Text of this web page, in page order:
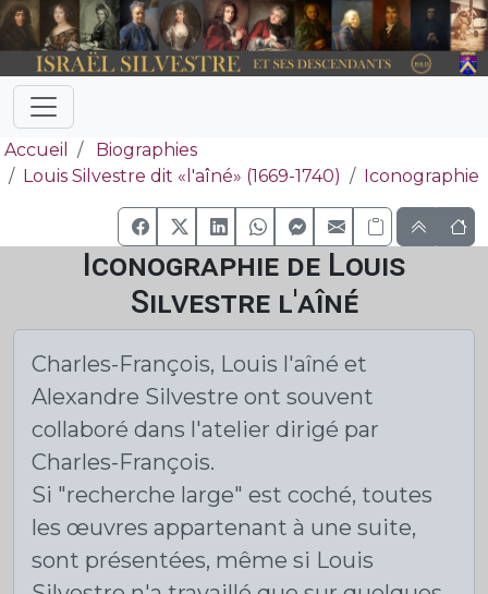
Accueil
Biographies
Louis Silvestre dit «l'aîné» (1669-1740)
Iconographie
Iconographie de Louis
Silvestre l'aîné
Charles-François, Louis l'aîné et
Alexandre Silvestre ont souvent
collaboré dans l'atelier dirigé par
Charles-François.
Si "recherche large" est coché, toutes
les œuvres appartenant à une suite,
sont présentées, même si Louis